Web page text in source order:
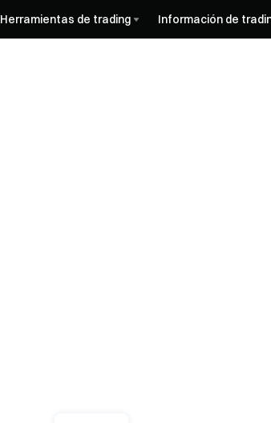
Herramientas de trading Información de